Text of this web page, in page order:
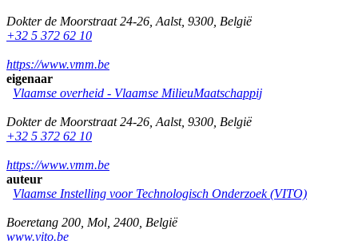
Dokter de Moorstraat 24-26 Aalst, 9300 België
+32 5 372 62 10
https://www.vmm.be
eigenaar
Vlaamse overheid - Vlaamse MilieuMaatschappij
Dokter de Moorstraat 24-26 Aalst, 9300 België
+32 5 372 62 10
https://www.vmm.be
auteur
Vlaamse Instelling voor Technologisch Onderzoek (VITO)
Boeretang 200 Mol 2400 België
www.vito.be